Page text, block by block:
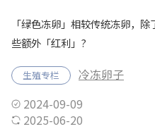
「绿色冻卵」相较传统冻卵，
些额外「红利」?
生殖专栏 冷冻卵子
2024-09-09
2025-06-20